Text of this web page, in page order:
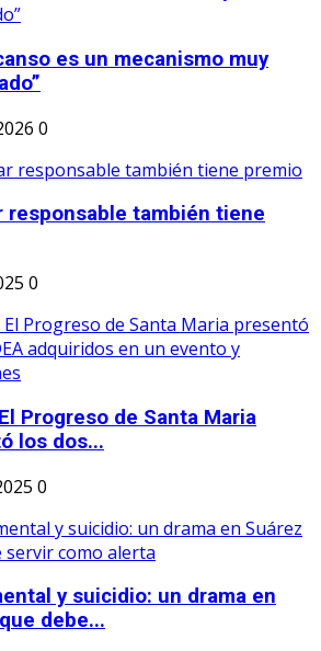
es un mecanismo muy
0
responsable también tiene
0
Progreso de Santa Maria
los dos...
0
y suicidio: un drama en
debe...